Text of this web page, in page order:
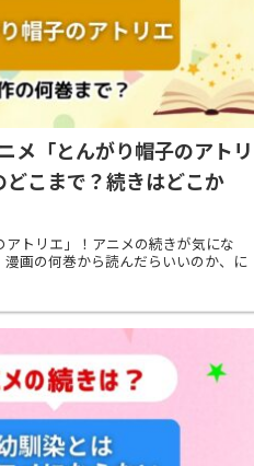
メ「とんがり帽子のアトリ
こまで？続きはどこか
トリエ」！アニメの続きが気にな
漫画の何巻から読んだらいいのか、に